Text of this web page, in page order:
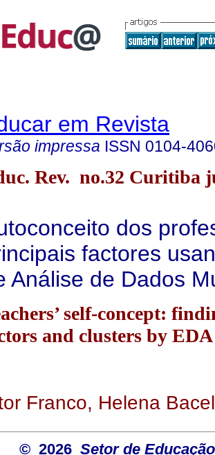
em Revista
impressa ISSN 0104-
Rev. no.32 Curitiba
dos
factores
Análise de Dados
self-concept:
and clusters by EDA
Franco, Helena
© 2026 Setor de